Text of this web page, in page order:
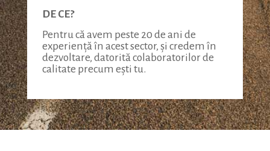
DE CE?
Pentru că avem peste 20 de ani de
experiență în acest sector, și credem în
dezvoltare, datorită colaboratorilor de
calitate precum ești tu.